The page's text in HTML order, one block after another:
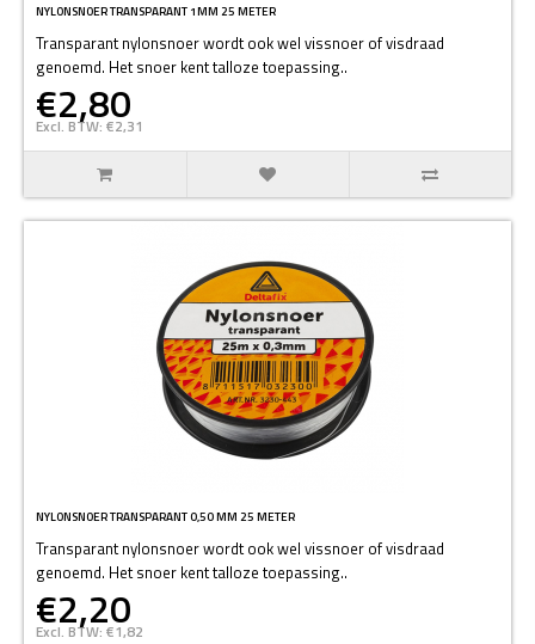
NYLONSNOER TRANSPARANT 1MM 25 METER
Transparant nylonsnoer wordt ook wel vissnoer of visdraad
genoemd. Het snoer kent talloze toepassing..
€2,80
Excl. BTW: €2,31
NYLONSNOER TRANSPARANT 0,50 MM 25 METER
Transparant nylonsnoer wordt ook wel vissnoer of visdraad
genoemd. Het snoer kent talloze toepassing..
€2,20
Excl. BTW: €1,82